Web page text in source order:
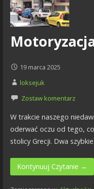
19 marca 2025
loksejuk
Zostaw komentarz
W trakcie naszego
oderwać oczu od tego,
stolicy Grecji. Dwa
Kontynuuj Czytanie →